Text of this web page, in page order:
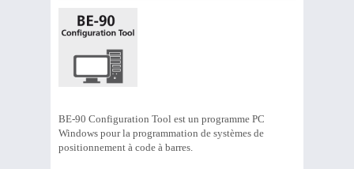
BE-90 Configuration Tool est un programme PC
Windows pour la programmation de systèmes de
positionnement à code à barres.